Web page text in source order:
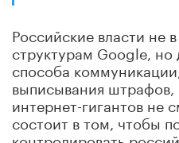
Российские власти не
структурам Google, но
способа
выписывания штрафов,
интернет-гигантов не
состоит в том, чтобы